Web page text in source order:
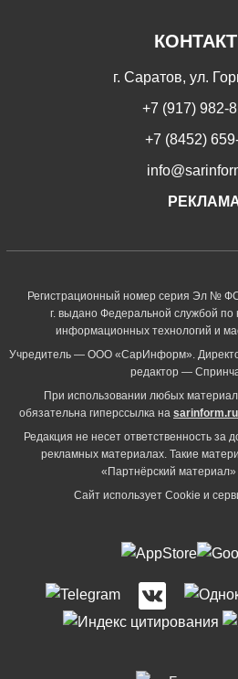
г. Саратов, ул.
+7 (917) 982-
+7 (8452)
Регистрационный номер серия Эл №
г. выдано Федеральной службой по
информационных технологий и
Учредитель — ООО «СарИнформ».
редактор —
При использовании любых
обязательна гиперссылка на sarinform.ru
Редакция не несет ответственность за
рекламных материалах. Такие
«Партнёрский
Сайт использует Cookie и